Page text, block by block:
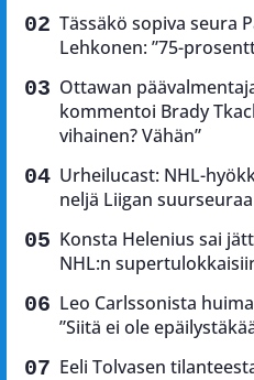
Tässäkö sopiva seura
Lehkonen: ”75-
Ottawan
kommentoi Brady
vihainen? Vähän”
Urheilucast: NHL-
neljä Liigan
Konsta Helenius sai
NHL:n
Leo Carlssonista
”Siitä ei ole
Eeli Tolvasen